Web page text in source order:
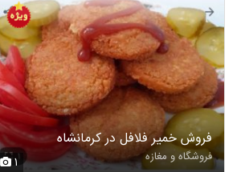
1
فروش خمیر فلافل در کرمانشاه
فروشگاه و مغازه